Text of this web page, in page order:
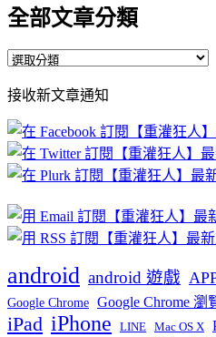
全部文章分類
全
文
章
分
類
接收新文章通知
android android 遊戲
Google Chrome Google Chrome 瀏
iPad iPhone LINE Mac OS X